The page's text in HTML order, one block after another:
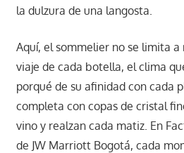
la dulzura de una langosta.
Aquí, el sommelier no se limita
viaje de cada botella, el clima
porqué de su afinidad con cada
completa con copas de cristal
vino y realzan cada matiz. En
de JW Marriott Bogotá, cada